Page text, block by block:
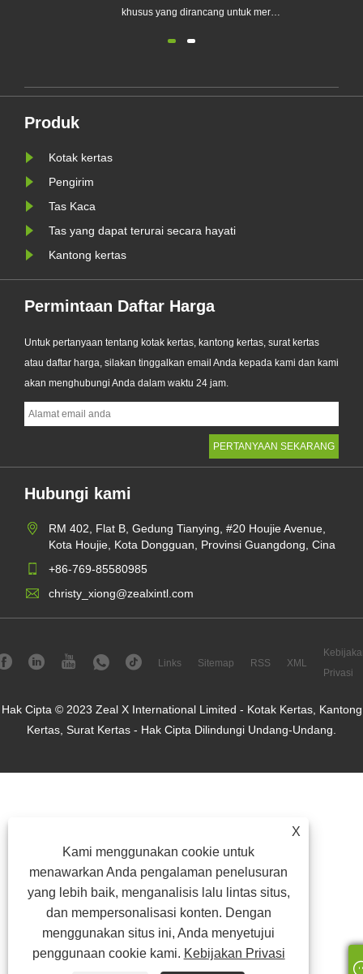
X
Kami menggunakan cookie untuk
menawarkan Anda pengalaman penelusuran
yang lebih baik, menganalisis lalu lintas situs,
dan mempersonalisasi konten. Dengan
menggunakan situs ini, Anda menyetujui
penggunaan cookie kami. Kebijakan Privasi
khusus yang dirancang untuk merek
bebas plastik dan membantu bisnis
Produk
Kotak kertas
Pengirim
Tas Kaca
Tas yang dapat terurai secara hayati
Kantong kertas
Permintaan Daftar Harga
Untuk pertanyaan tentang kotak kertas, kantong kertas, surat kertas
atau daftar harga, silakan tinggalkan email Anda kepada kami dan kami
akan menghubungi Anda dalam waktu 24 jam.
Hubungi kami
RM 402, Flat B, Gedung Tianying, #20 Houjie Avenue,
Kota Houjie, Kota Dongguan, Provinsi Guangdong, Cina
+86-769-85580985
christy_xiong@zealxintl.com
Links Sitemap RSS XML
Privasi
Hak Cipta © 2023 Zeal X International Limited - Kotak Kertas, Kantong
Kertas, Surat Kertas - Hak Cipta Dilindungi Undang-Undang.